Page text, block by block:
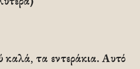
καλά, τα εντεράκια. Αυτό